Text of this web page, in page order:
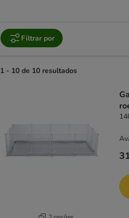
Filtrar por
1 - 10 de 10 resultados